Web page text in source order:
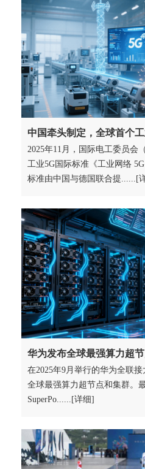
中国牵头制定，全球首个
2025年11月，国际电工委员会
工业5G国际标准《工业网络
标准由中国与德国联合提......[
华为发布全球最强算力超
在2025年9月举行的华为全联
全球最强算力超节点和集群。
SuperPo......[详细]